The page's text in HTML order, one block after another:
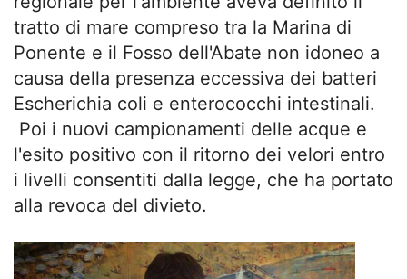
tratto di mare compreso tra la Marina di
Ponente e il Fosso dell'Abate non idoneo a
causa della presenza eccessiva dei batteri
Escherichia coli e enterococchi intestinali.
Poi i nuovi campionamenti delle acque e
l'esito positivo con il ritorno dei velori entro
i livelli consentiti dalla legge, che ha portato
alla revoca del divieto.